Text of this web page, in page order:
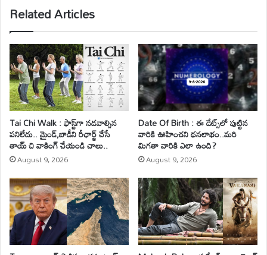
Related Articles
Tai Chi Walk : ఫాస్ట్‌గా నడవాల్సిన
పనిలేదు.. మైండ్‌,బాడీని రీఛార్జ్ చేసే
తాయ్ చి వాకింగ్‌ చేయండి చాలు..
August 9, 2026
Date Of Birth : ఈ డేట్స్‌లో పుట్టిన
వారికి ఊహించని ధనలాభం..మరి
మిగతా వారికి ఎలా ఉంది?
August 9, 2026